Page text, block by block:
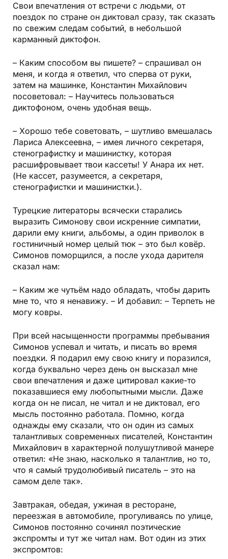
Свои впечатления от встречи с людьми, от
поездок по стране он диктовал сразу, так сказать
по свежим следам событий, в небольшой
карманный диктофон.
– Каким способом вы пишете? – спрашивал он
меня, и когда я ответил, что сперва от руки,
затем на машинке, Константин Михайлович
посоветовал: – Научитесь пользоваться
диктофоном, очень удобная вещь.
– Хорошо тебе советовать, – шутливо вмешалась
Лариса Алексеевна, – имея личного секретаря,
стенографистку и машинистку, которая
расшифровывает твои кассеты! У Анара их нет.
(Не кассет, разумеется, а секретаря,
стенографистки и машинистки.).
Турецкие литераторы всячески старались
выразить Симонову свои искренние симпатии,
дарили ему книги, альбомы, а один приволок в
гостиничный номер целый тюк – это был ковёр.
Симонов поморщился, а после ухода дарителя
сказал нам:
– Каким же чутьём надо обладать, чтобы дарить
мне то, что я ненавижу. – И добавил: – Терпеть не
могу ковры.
При всей насыщенности программы пребывания
Симонов успевал и читать, и писать во время
поездки. Я подарил ему свою книгу и поразился,
когда буквально через день он высказал мне
свои впечатления и даже цитировал какие-то
показавшиеся ему любопытными мысли. Даже
когда он не писал, не читал и не диктовал, его
мысль постоянно работала. Помню, когда
однажды ему сказали, что он один из самых
талантливых современных писателей, Константин
Михайлович в характерной полушутливой манере
ответил: «Не знаю, насколько я талантлив, но то,
что я самый трудолюбивый писатель – это на
самом деле так».
Завтракая, обедая, ужиная в ресторане,
переезжая в автомобиле, прогуливаясь по улице,
Симонов постоянно сочинял поэтические
экспромты и тут же читал нам. Вот один из этих
экспромтов: